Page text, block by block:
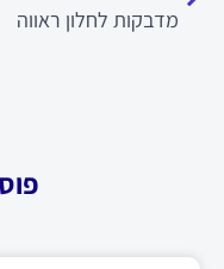
מדבקות לחלון ראווה